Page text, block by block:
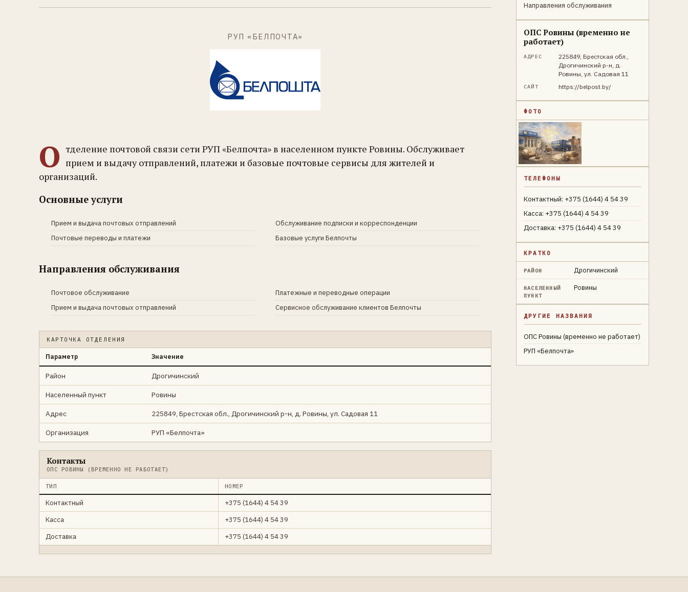
РУП «БЕЛПОЧТА»
О тделение почтовой связи сети РУП «Белпочта» в населенном пункте Ровины. Обслуживает
прием и выдачу отправлений, платежи и базовые почтовые сервисы для жителей и
организаций.
Основные услуги
Прием и выдача почтовых отправлений
Почтовые переводы и платежи
Обслуживание подписки и корреспонденции
Базовые услуги Белпочты
Направления обслуживания
Почтовое обслуживание
Прием и выдача почтовых отправлений
Платежные и переводные операции
Сервисное обслуживание клиентов Белпочты
КАРТОЧКА ОТДЕЛЕНИЯ
Параметр Значение
Район Дрогичинский
Населенный пункт Ровины
Адрес 225849, Брестская обл., Дрогичинский р-н, д. Ровины, ул. Садовая 11
Организация РУП «Белпочта»
Контакты
ОПС РОВИНЫ (ВРЕМЕННО НЕ РАБОТАЕТ)
ТИП НОМЕР
Контактный
+375 (1644) 4 54 39
Касса
+375 (1644) 4 54 39
Доставка
+375 (1644) 4 54 39
Направления обслуживания
ОПС Ровины (временно не
работает)
АДРЕС
225849, Брестская обл.,
Дрогичинский р-н, д.
Ровины, ул. Садовая 11
САЙТ https://belpost.by/
ФОТО
ТЕЛЕФОНЫ
Контактный: +375 (1644) 4 54 39
Касса: +375 (1644) 4 54 39
Доставка: +375 (1644) 4 54 39
КРАТКО
РАЙОН Дрогичинский
НАСЕЛЕННЫЙ
ПУНКТ
Ровины
ДРУГИЕ НАЗВАНИЯ
ОПС Ровины (временно не работает)
РУП «Белпочта»